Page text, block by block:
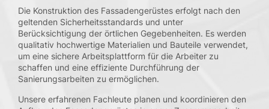
Die Konstruktion des Fassadengerüstes erfolgt nach den
geltenden Sicherheitsstandards und unter
Berücksichtigung der örtlichen Gegebenheiten. Es werden
qualitativ hochwertige Materialien und Bauteile verwendet,
um eine sichere Arbeitsplattform für die Arbeiter zu
schaffen und eine effiziente Durchführung der
Sanierungsarbeiten zu ermöglichen.
Unsere erfahrenen Fachleute planen und koordinieren den